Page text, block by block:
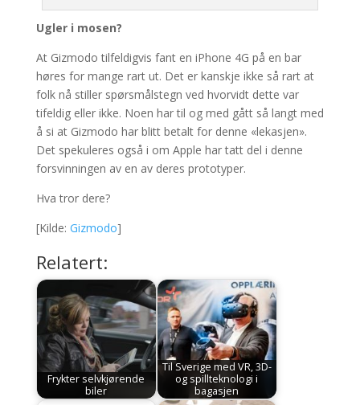
Ugler i mosen?
At Gizmodo tilfeldigvis fant en iPhone 4G på en bar
høres for mange rart ut. Det er kanskje ikke så rart at
folk nå stiller spørsmålstegn ved hvorvidt dette var
tifeldig eller ikke. Noen har til og med gått så langt med
å si at Gizmodo har blitt betalt for denne «lekasjen».
Det spekuleres også i om Apple har tatt del i denne
forsvinningen av en av deres prototyper.
Hva tror dere?
[Kilde: Gizmodo]
Relatert:
Frykter selvkjørende
biler
Til Sverige med VR, 3D-
og spillteknologi i
bagasjen